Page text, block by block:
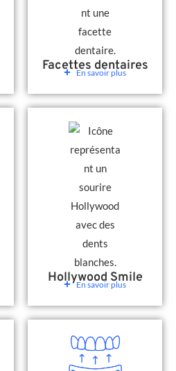
Facettes dentaires
En savoir plus
Hollywood Smile
En savoir plus